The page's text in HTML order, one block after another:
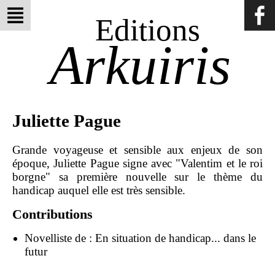
Editions
Arkuiris
Juliette Pague
Grande voyageuse et sensible aux enjeux de son
époque, Juliette Pague signe avec "Valentim et le roi
borgne" sa première nouvelle sur le thème du
handicap auquel elle est très sensible.
Contributions
Novelliste de : En situation de handicap... dans le
futur